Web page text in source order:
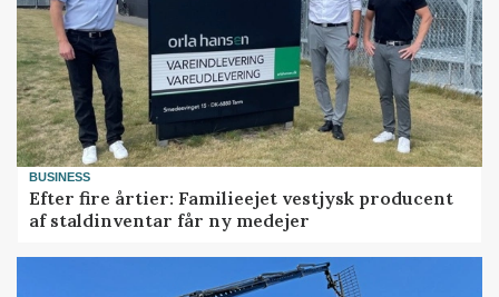
BUSINESS
Efter fire årtier: Familieejet vestjysk producent
af staldinventar får ny medejer